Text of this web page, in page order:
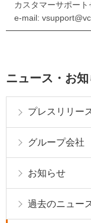
カスタマーサポート
e-mail:
ニュース・お
プレスリリー
グループ会社
お知らせ
過去のニュー